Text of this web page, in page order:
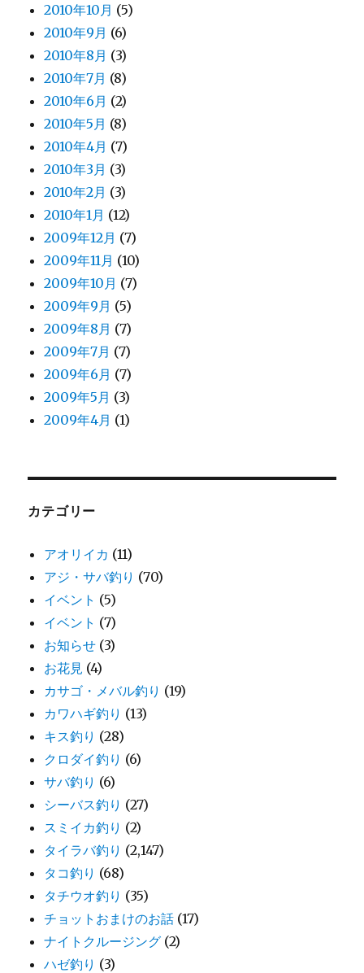
2010年10月 (5)
2010年9月 (6)
2010年8月 (3)
2010年7月 (8)
2010年6月 (2)
2010年5月 (8)
2010年4月 (7)
2010年3月 (3)
2010年2月 (3)
2010年1月 (12)
2009年12月 (7)
2009年11月 (10)
2009年10月 (7)
2009年9月 (5)
2009年8月 (7)
2009年7月 (7)
2009年6月 (7)
2009年5月 (3)
2009年4月 (1)
カテゴリー
アオリイカ (11)
アジ・サバ釣り (70)
イベント (5)
イベント (7)
お知らせ (3)
お花見 (4)
カサゴ・メバル釣り (19)
カワハギ釣り (13)
キス釣り (28)
クロダイ釣り (6)
サバ釣り (6)
シーバス釣り (27)
スミイカ釣り (2)
タイラバ釣り (2,147)
タコ釣り (68)
タチウオ釣り (35)
チョットおまけのお話 (17)
ナイトクルージング (2)
ハゼ釣り (3)